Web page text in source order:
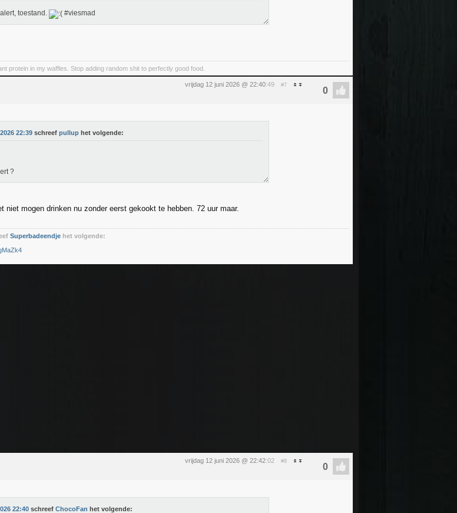
toestand. #viesmad
protein in my waffles. Stop adding random shit to perfectly good food.
vrijdag 12 juni 2026 @ 22:40:49 #7
22:39 schreef pullup het volgende:
?
niet mogen drinken nu zonder eerst gekookt te hebben. 72 uur maar.
Superbadeendje het volgende:
vrijdag 12 juni 2026 @ 22:42:02 #8
22:40 schreef ChocoFan het volgende: